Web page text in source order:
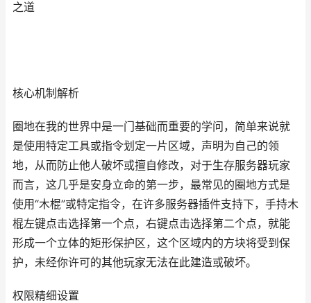
之道
核心机制解析
圈地在我的世界中是一门基础而重要的学问，简单来说就
是使用特定工具或指令划定一片区域，声明为自己的领
地，从而防止他人破坏或擅自修改，对于生存服务器玩家
而言，这几乎是安身立命的第一步，最常见的圈地方式是
使用“木棍”或特定指令，在许多服务器插件支持下，手持木
棍左键点击选择第一个点，右键点击选择第二个点，就能
形成一个立体的矩形保护区，这个区域内的方块将受到保
护，未经你许可的其他玩家无法在此建造或破坏。
权限精细设置